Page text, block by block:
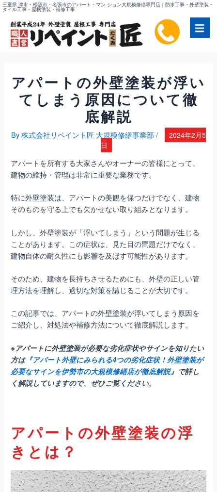
内三重県 津市・松阪市・名張市のアパート・マン ション大規模修繕専門店｜防水工事・外壁塗装・
タイル工事・屋根塗装・補修工事
アパートの外壁塗装が浮い
てしまう原因について徹
底解説
By株式会社リペイント匠 大規模修繕事業部 /
2024年2月5
日
アパートを所有する大家さんやオーナーの皆様にとって、
建物の維持・管理は非常に重要な業務です。
特に外壁塗装は、アパートの美観を保つだけでなく、建物
そのものを守る上でも欠かせない取り組みとなります。
しかし、外壁塗装が「浮いてしまう」という問題が生じる
ことがあります。この症状は、見た目の問題だけでなく、
建物自体の耐久性にも影響を及ぼす可能性があります。
そのため、建物を長持ちさせるためにも、外壁の正しい管
理方法を理解し、適切な対策を講じることが大切です。
この記事では、アパートの外壁塗装が浮いてしまう原因を
ご紹介し、対処法や補修方法について徹底解説します。
※アパートに外壁塗装が必要な劣化症状やサインを知りたい
方は『アパート外壁にみられる4つの劣化症状！外壁塗装が
必要なサインを伊勢市の大規模修繕店が徹底解説』 で詳し
く解説していますので、ぜひご覧ください。
アパートの外壁塗装の浮
きとは？